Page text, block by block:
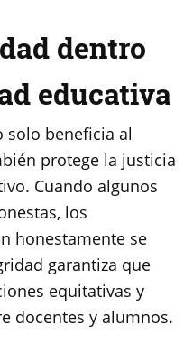
dentro
educativa
solo beneficia al
protege la justicia
Cuando algunos
los
honestamente se
garantiza que
equitativas y
docentes y alumnos.